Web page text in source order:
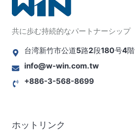
共に歩む持続的なパートナーシップ
台湾新竹市公道5路2段180号4階
info@w-win.com.tw
+886-3-568-8699
ホットリンク